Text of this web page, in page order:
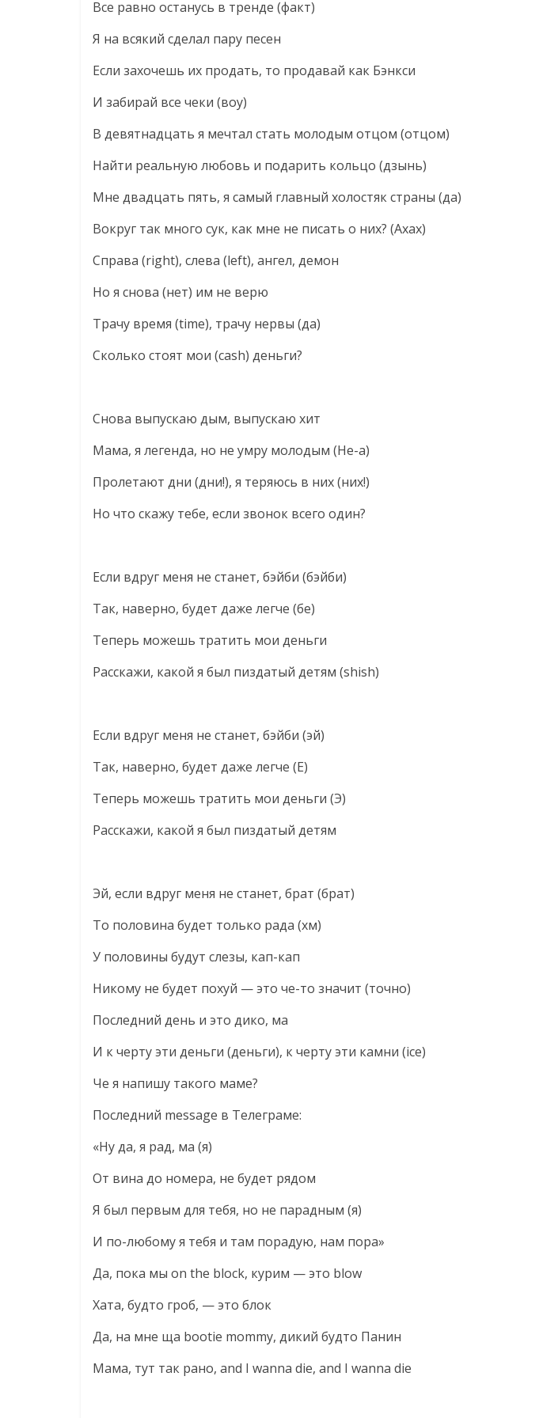
Все равно останусь в тренде (факт)
Я на всякий сделал пару песен
Если захочешь их продать, то продавай как Бэнкси
И забирай все чеки (воу)
В девятнадцать я мечтал стать молодым отцом (отцом)
Найти реальную любовь и подарить кольцо (дзынь)
Мне двадцать пять, я самый главный холостяк страны (да)
Вокруг так много сук, как мне не писать о них? (Ахах)
Справа (right), слева (left), ангел, демон
Но я снова (нет) им не верю
Трачу время (time), трачу нервы (да)
Сколько стоят мои (cash) деньги?
Снова выпускаю дым, выпускаю хит
Мама, я легенда, но не умру молодым (Не-а)
Пролетают дни (дни!), я теряюсь в них (них!)
Но что скажу тебе, если звонок всего один?
Если вдруг меня не станет, бэйби (бэйби)
Так, наверно, будет даже легче (бе)
Теперь можешь тратить мои деньги
Расскажи, какой я был пиздатый детям (shish)
Если вдруг меня не станет, бэйби (эй)
Так, наверно, будет даже легче (Е)
Теперь можешь тратить мои деньги (Э)
Расскажи, какой я был пиздатый детям
Эй, если вдруг меня не станет, брат (брат)
То половина будет только рада (хм)
У половины будут слезы, кап-кап
Никому не будет похуй — это че-то значит (точно)
Последний день и это дико, ма
И к черту эти деньги (деньги), к черту эти камни (ice)
Че я напишу такого маме?
Последний message в Телеграме:
«Ну да, я рад, ма (я)
От вина до номера, не будет рядом
Я был первым для тебя, но не парадным (я)
И по-любому я тебя и там порадую, нам пора»
Да, пока мы on the block, курим — это blow
Хата, будто гроб, — это блок
Да, на мне ща bootie mommy, дикий будто Панин
Мама, тут так рано, and I wanna die, and I wanna die